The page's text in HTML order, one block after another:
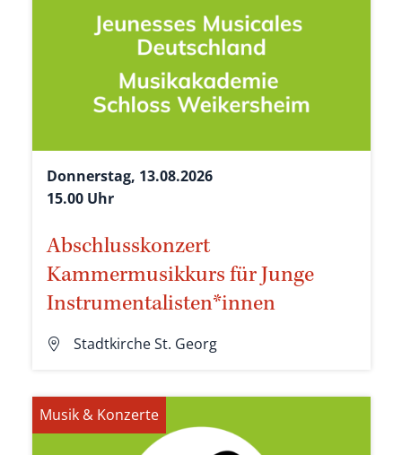
Donnerstag, 13.08.2026
15.00 Uhr
Abschlusskonzert
Kammermusikkurs für Junge
Instrumentalisten*innen
Stadtkirche St. Georg
Musik & Konzerte